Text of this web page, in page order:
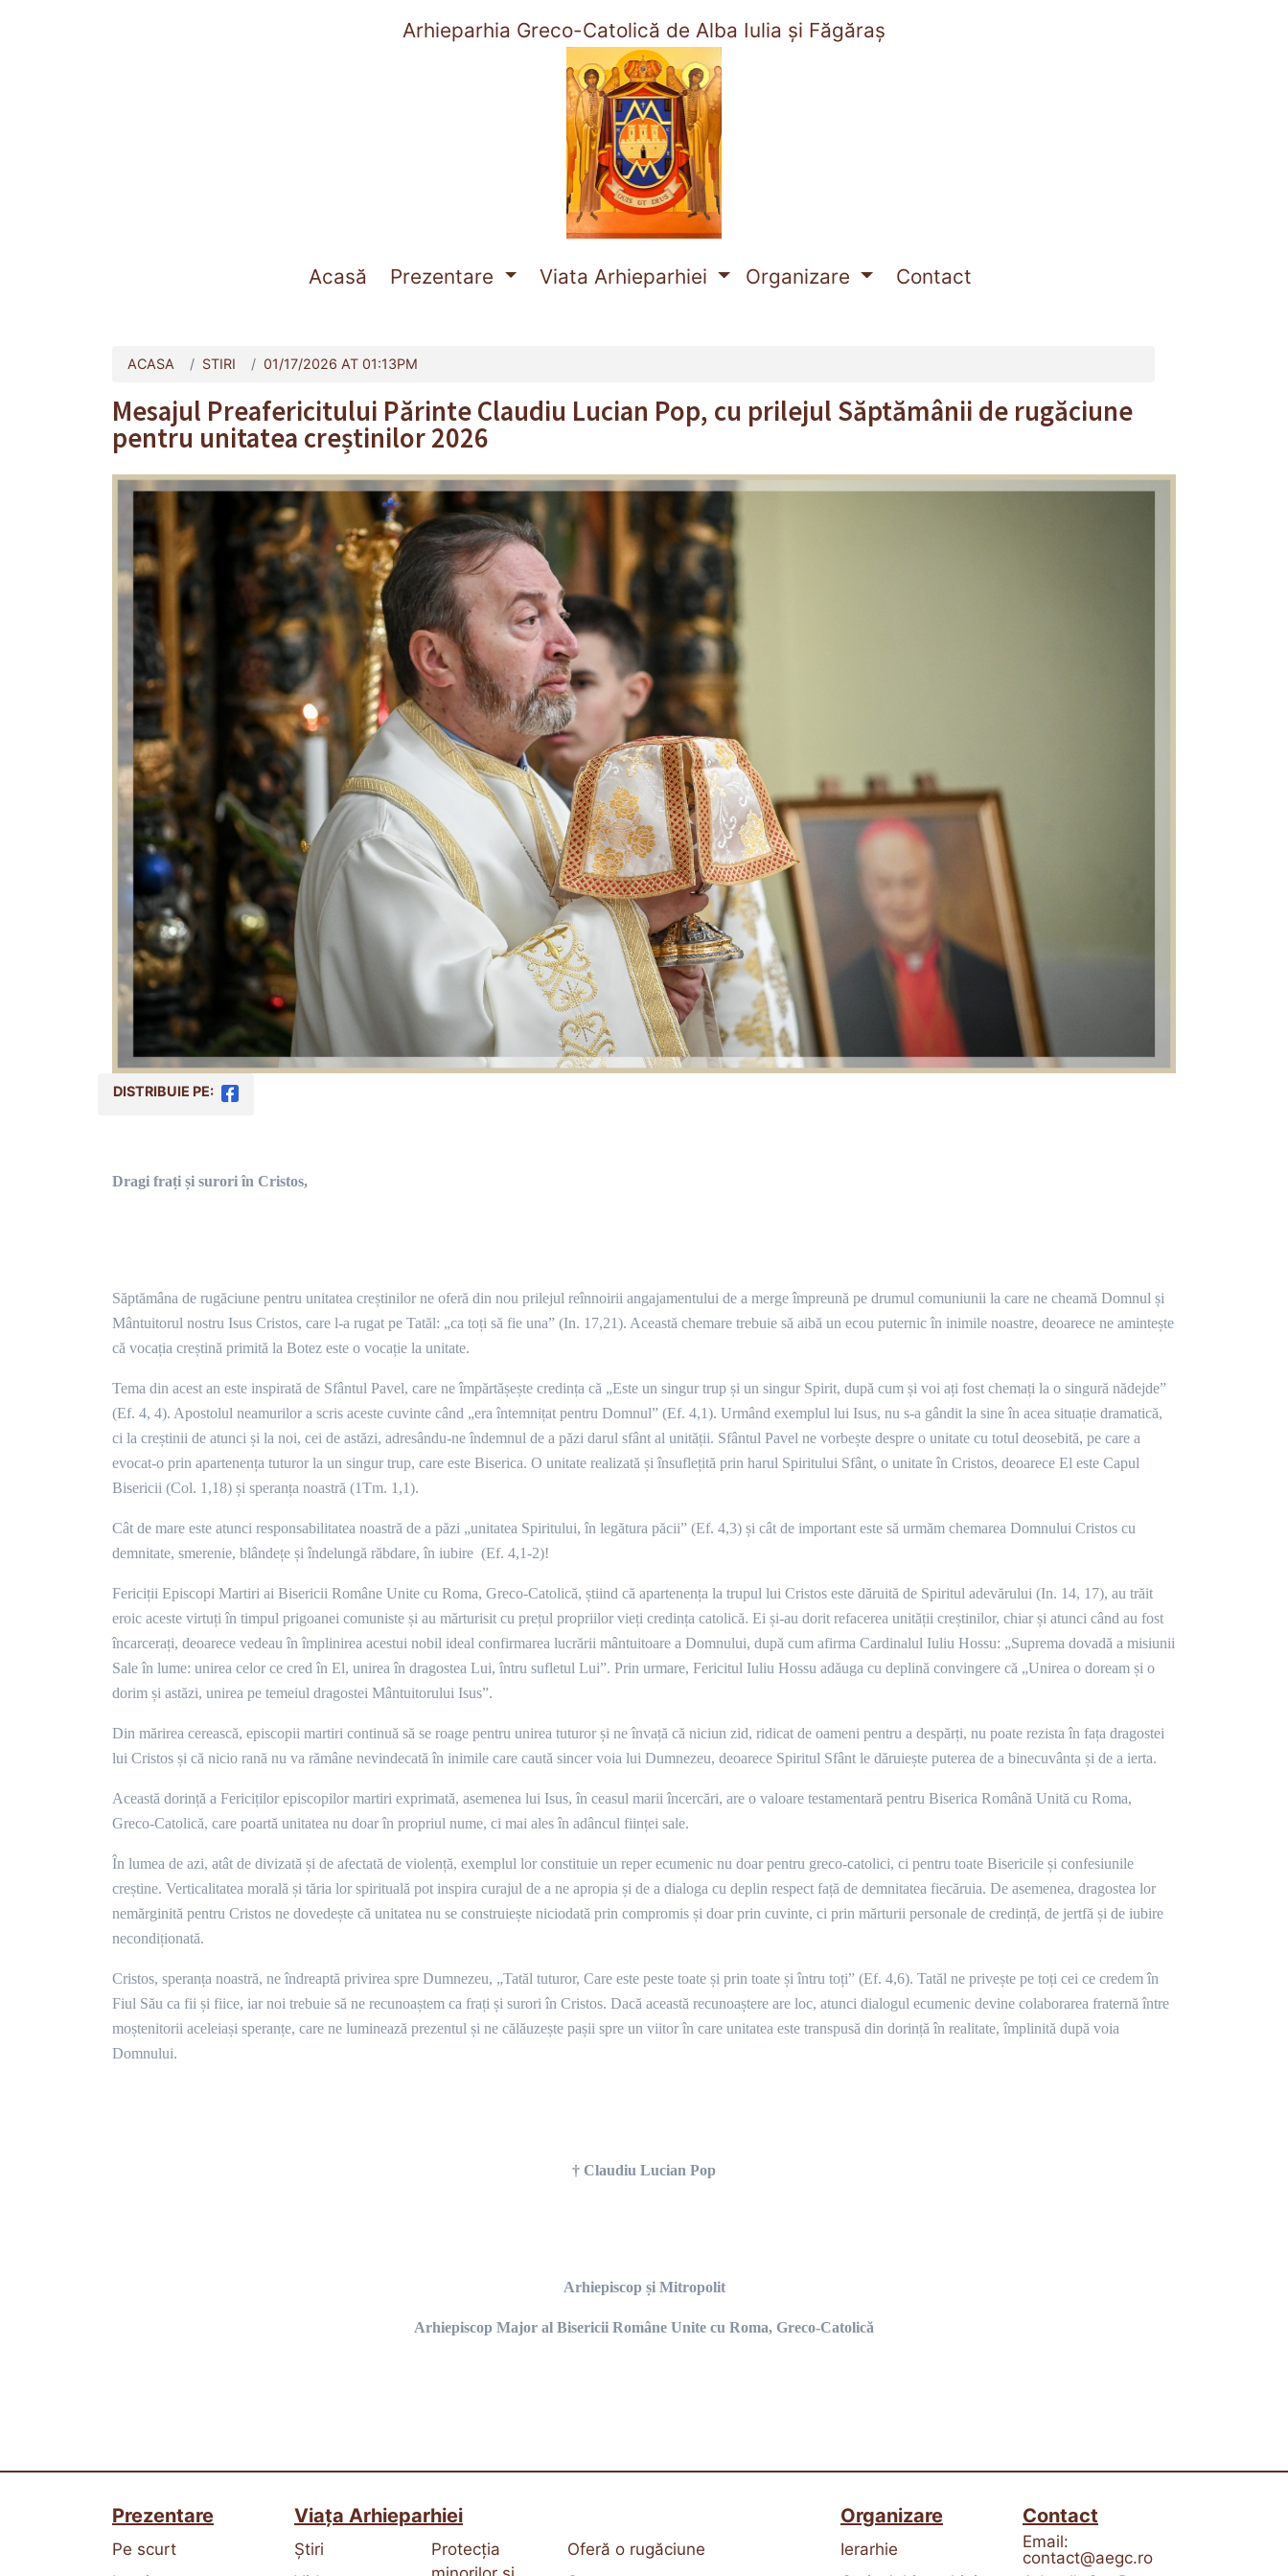
Arhieparhia Greco-Catolică de Alba Iulia și Făgăraș
Acasă (current)
Prezentare Viata Arhieparhiei Organizare Contact
ACASA STIRI 01/17/2026 AT 01:13PM
Mesajul Preafericitului Părinte Claudiu Lucian Pop, cu prilejul Săptămânii de rugăciune
pentru unitatea creștinilor 2026
DISTRIBUIE PE:
Dragi frați și surori în Cristos,
Săptămâna de rugăciune pentru unitatea creștinilor ne oferă din nou prilejul reînnoirii angajamentului de a merge împreună pe drumul comuniunii la care ne cheamă Domnul și
Mântuitorul nostru Isus Cristos, care l-a rugat pe Tatăl: „ca toți să fie una” (In. 17,21). Această chemare trebuie să aibă un ecou puternic în inimile noastre, deoarece ne amintește
că vocația creștină primită la Botez este o vocație la unitate.
Tema din acest an este inspirată de Sfântul Pavel, care ne împărtășește credința că „Este un singur trup și un singur Spirit, după cum și voi ați fost chemați la o singură nădejde”
(Ef. 4, 4). Apostolul neamurilor a scris aceste cuvinte când „era întemnițat pentru Domnul” (Ef. 4,1). Urmând exemplul lui Isus, nu s-a gândit la sine în acea situație dramatică,
ci la creștinii de atunci și la noi, cei de astăzi, adresându-ne îndemnul de a păzi darul sfânt al unității. Sfântul Pavel ne vorbește despre o unitate cu totul deosebită, pe care a
evocat-o prin apartenența tuturor la un singur trup, care este Biserica. O unitate realizată și însuflețită prin harul Spiritului Sfânt, o unitate în Cristos, deoarece El este Capul
Bisericii (Col. 1,18) și speranța noastră (1Tm. 1,1).
Cât de mare este atunci responsabilitatea noastră de a păzi „unitatea Spiritului, în legătura păcii” (Ef. 4,3) și cât de important este să urmăm chemarea Domnului Cristos cu
demnitate, smerenie, blândețe și îndelungă răbdare, în iubire (Ef. 4,1-2)!
Fericiții Episcopi Martiri ai Bisericii Române Unite cu Roma, Greco-Catolică, știind că apartenența la trupul lui Cristos este dăruită de Spiritul adevărului (In. 14, 17), au trăit
eroic aceste virtuți în timpul prigoanei comuniste și au mărturisit cu prețul propriilor vieți credința catolică. Ei și-au dorit refacerea unității creștinilor, chiar și atunci când au fost
încarcerați, deoarece vedeau în împlinirea acestui nobil ideal confirmarea lucrării mântuitoare a Domnului, după cum afirma Cardinalul Iuliu Hossu: „Suprema dovadă a misiunii
Sale în lume: unirea celor ce cred în El, unirea în dragostea Lui, întru sufletul Lui”. Prin urmare, Fericitul Iuliu Hossu adăuga cu deplină convingere că „Unirea o doream și o
dorim și astăzi, unirea pe temeiul dragostei Mântuitorului Isus”.
Din mărirea cerească, episcopii martiri continuă să se roage pentru unirea tuturor și ne învață că niciun zid, ridicat de oameni pentru a despărți, nu poate rezista în fața dragostei
lui Cristos și că nicio rană nu va rămâne nevindecată în inimile care caută sincer voia lui Dumnezeu, deoarece Spiritul Sfânt le dăruiește puterea de a binecuvânta și de a ierta.
Această dorință a Fericiților episcopilor martiri exprimată, asemenea lui Isus, în ceasul marii încercări, are o valoare testamentară pentru Biserica Română Unită cu Roma,
Greco-Catolică, care poartă unitatea nu doar în propriul nume, ci mai ales în adâncul ființei sale.
În lumea de azi, atât de divizată și de afectată de violență, exemplul lor constituie un reper ecumenic nu doar pentru greco-catolici, ci pentru toate Bisericile și confesiunile
creștine. Verticalitatea morală și tăria lor spirituală pot inspira curajul de a ne apropia și de a dialoga cu deplin respect față de demnitatea fiecăruia. De asemenea, dragostea lor
nemărginită pentru Cristos ne dovedește că unitatea nu se construiește niciodată prin compromis și doar prin cuvinte, ci prin mărturii personale de credință, de jertfă și de iubire
necondiționată.
Cristos, speranța noastră, ne îndreaptă privirea spre Dumnezeu, „Tatăl tuturor, Care este peste toate și prin toate și întru toți” (Ef. 4,6). Tatăl ne privește pe toți cei ce credem în
Fiul Său ca fii și fiice, iar noi trebuie să ne recunoaștem ca frați și surori în Cristos. Dacă această recunoaștere are loc, atunci dialogul ecumenic devine colaborarea fraternă între
moștenitorii aceleiași speranțe, care ne luminează prezentul și ne călăuzește pașii spre un viitor în care unitatea este transpusă din dorință în realitate, împlinită după voia
Domnului.
† Claudiu Lucian Pop
Arhiepiscop și Mitropolit
Arhiepiscop Major al Bisericii Române Unite cu Roma, Greco-Catolică
Prezentare
Pe scurt
Viața Arhieparhiei
Știri
Protecția
Oferă o rugăciune
Organizare
Ierarhie
Contact
Email:
contact@aegc.ro